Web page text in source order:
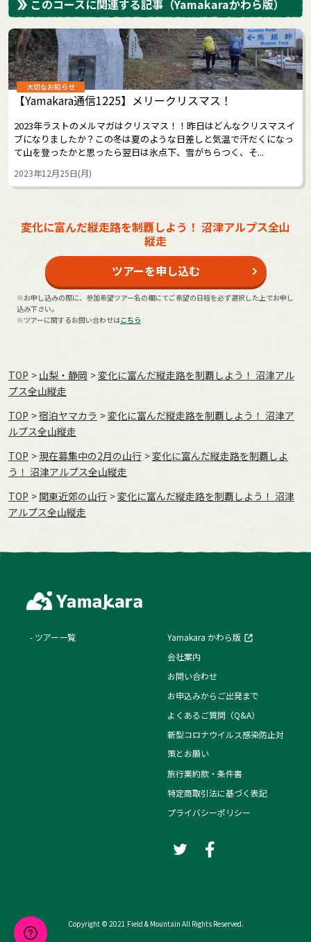
このコースに関連する記事 （Yamakaraかわら版）
大切なお知らせ
【Yamakara通信1225】メリークリスマス！
2023年ラストのメルマガはクリスマス！！昨日はどんなクリスマスイ
ブになりましたか？この冬は夏のような日差しと気温で汗だくになっ
て山を登ったかと思ったら翌日は氷点下、雪がちらつく、そ...
2023年12月25日(月)
変化に富んだ縦走路を制覇しよう！ 沼津アルプス全山
縦走
ツアーを申し込む
※お申し込みの際に、参加希望ツアー名の欄にてご希望の日程を必ず選択した上でお申し
込み下さい。
※ツアーに関するお問い合わせはこちら
TOP 山梨・静岡
変化に富んだ縦走路を制覇しよう！ 沼津アル
プス全山縦走
TOP
宿泊ヤマカラ
変化に富んだ縦走路を制覇しよう！ 沼津ア
ルプス全山縦走
TOP
現在募集中の2月の山行
変化に富んだ縦走路を制覇しよ
う！ 沼津アルプス全山縦走
TOP
関東近郊の山行
変化に富んだ縦走路を制覇しよう！ 沼津
アルプス全山縦走
ツアー一覧
Yamakara かわら版
会社案内
お問い合わせ
お申込みからご出発まで
よくあるご質問（Q&A）
新型コロナウイルス感染防止対
策とお願い
旅行業約款・条件書
特定商取引法に基づく表記
プライバシーポリシー
Copyright © 2021 Field & Mountain All Rights Reserved.